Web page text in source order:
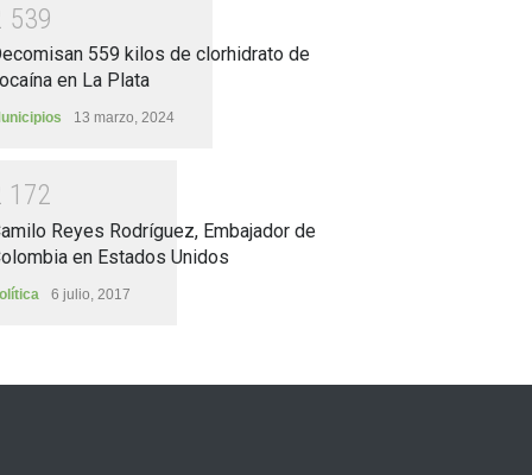
539
559 kilos de clorhidrato de
en La Plata
13 marzo, 2024
1 72
Reyes Rodríguez, Embajador de
en Estados Unidos
6 julio, 2017